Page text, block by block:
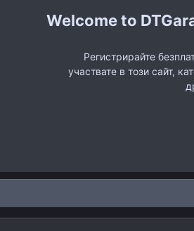
Регистрирайте
участвате в този сайт,